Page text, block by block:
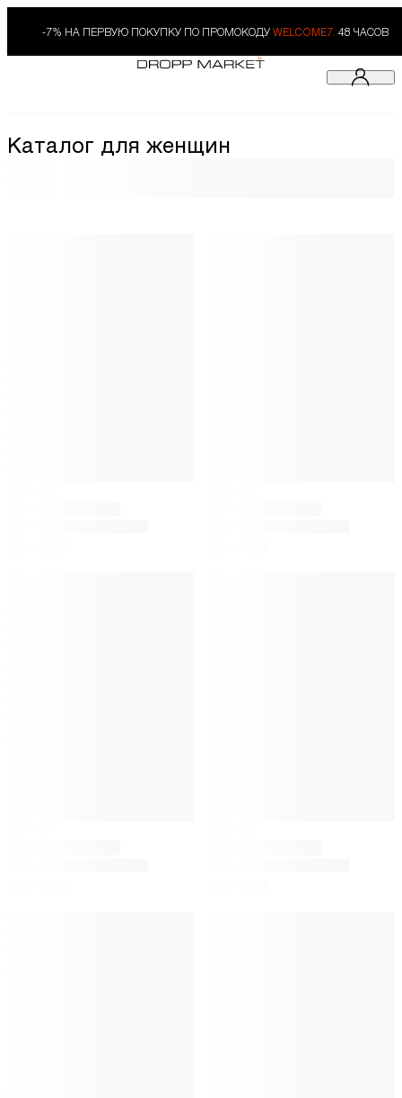
-7% НА ПЕРВУЮ ПОКУПКУ ПО ПРОМОКОДУ WELCOME7. 48 ЧАСОВ
Каталог для женщин